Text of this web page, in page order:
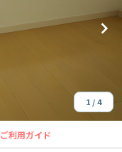
1 / 4
ご利用ガイド